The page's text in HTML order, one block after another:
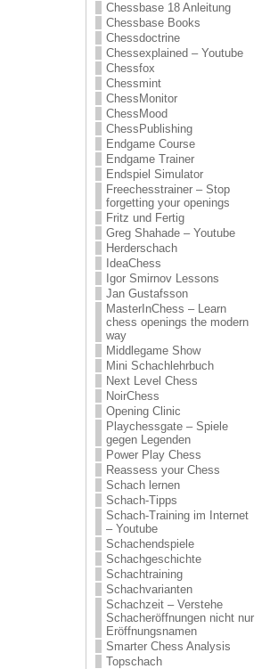
Chessbase 18 Anleitung
Chessbase Books
Chessdoctrine
Chessexplained – Youtube
Chessfox
Chessmint
ChessMonitor
ChessMood
ChessPublishing
Endgame Course
Endgame Trainer
Endspiel Simulator
Freechesstrainer – Stop
forgetting your openings
Fritz und Fertig
Greg Shahade – Youtube
Herderschach
IdeaChess
Igor Smirnov Lessons
Jan Gustafsson
MasterInChess – Learn
chess openings the modern
way
Middlegame Show
Mini Schachlehrbuch
Next Level Chess
NoirChess
Opening Clinic
Playchessgate – Spiele
gegen Legenden
Power Play Chess
Reassess your Chess
Schach lernen
Schach-Tipps
Schach-Training im Internet
– Youtube
Schachendspiele
Schachgeschichte
Schachtraining
Schachvarianten
Schachzeit – Verstehe
Schacheröffnungen nicht nur
Eröffnungsnamen
Smarter Chess Analysis
Topschach